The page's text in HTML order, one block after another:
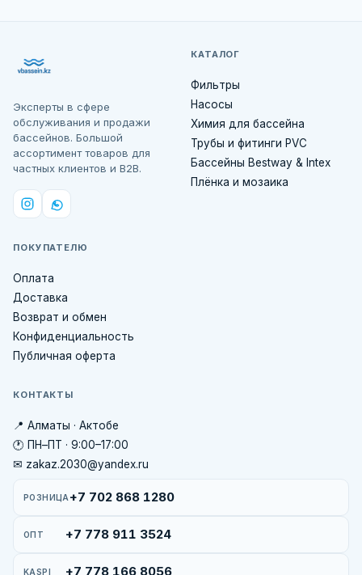
Эксперты в сфере
обслуживания и продажи
бассейнов. Большой
ассортимент товаров для
частных клиентов и B2B.
КАТАЛОГ
Фильтры
Насосы
Химия для бассейна
Трубы и фитинги PVC
Бассейны Bestway & Intex
Плёнка и мозаика
ПОКУПАТЕЛЮ
Оплата
Доставка
Возврат и обмен
Конфиденциальность
Публичная оферта
КОНТАКТЫ
📍 Алматы · Актобе
🕐 ПН–ПТ · 9:00–17:00
✉ zakaz.2030@yandex.ru
РОЗНИЦА +7 702 868 1280
ОПТ +7 778 911 3524
KASPI +7 778 166 8056